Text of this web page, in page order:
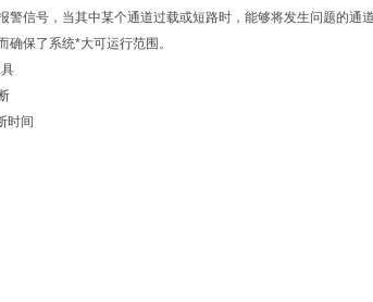
警信号，当其中某个通道过载或短路时，能够将发生问题的通
确保了系统*大可运行范围。
时间